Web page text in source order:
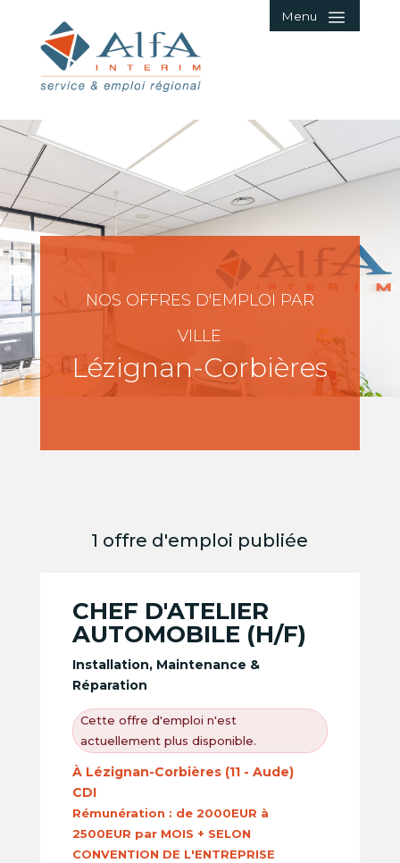
Menu
NOS OFFRES D'EMPLOI PAR
VILLE
Lézignan-Corbières
1 offre d'emploi publiée
CHEF D'ATELIER
AUTOMOBILE (H/F)
Installation, Maintenance &
Réparation
Cette offre d'emploi n'est
actuellement plus disponible.
À Lézignan-Corbières (11 - Aude)
CDI
Rémunération : de 2000EUR à
2500EUR par MOIS + SELON
CONVENTION DE L'ENTREPRISE